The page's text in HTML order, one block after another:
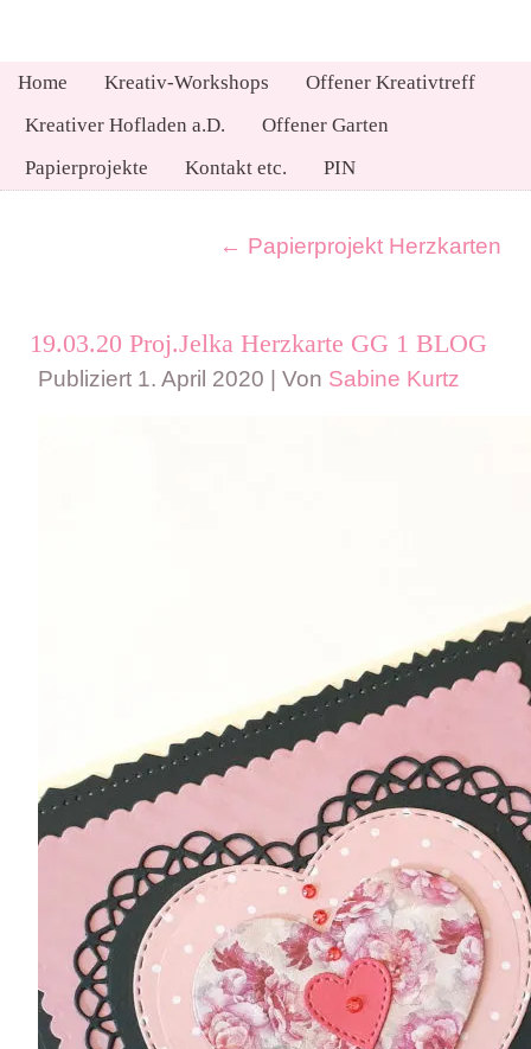
Home Kreativ-Workshops
Offener Kreativtreff
Kreativer Hofladen a.D.
Offener Garten
Papierprojekte
Kontakt etc. PIN
← Papierprojekt Herzkarten
19.03.20 Proj.Jelka Herzkarte GG 1 BLOG
Publiziert 1. April 2020 Von Sabine Kurtz